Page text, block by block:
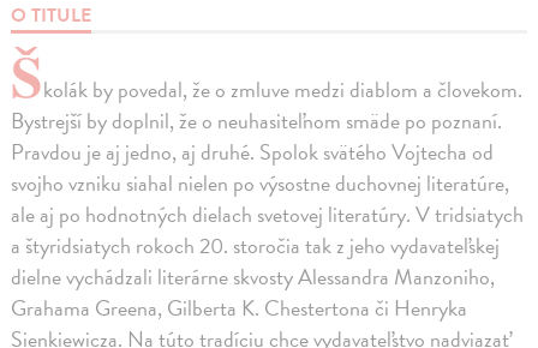
O TITULE
Školák by povedal, že o zmluve medzi diablom a človekom.
Bystrejší by doplnil, že o neuhasiteľnom smäde po poznaní.
Pravdou je aj jedno, aj druhé. Spolok svätého Vojtecha od
svojho vzniku siahal nielen po výsostne duchovnej literatúre,
ale aj po hodnotných dielach svetovej literatúry. V tridsiatych
a štyridsiatych rokoch 20. storočia tak z jeho vydavateľskej
dielne vychádzali literárne skvosty Alessandra Manzoniho,
Grahama Greena, Gilberta K. Chestertona či Henryka
Sienkiewicza. Na túto tradíciu chce vydavateľstvo nadviazať